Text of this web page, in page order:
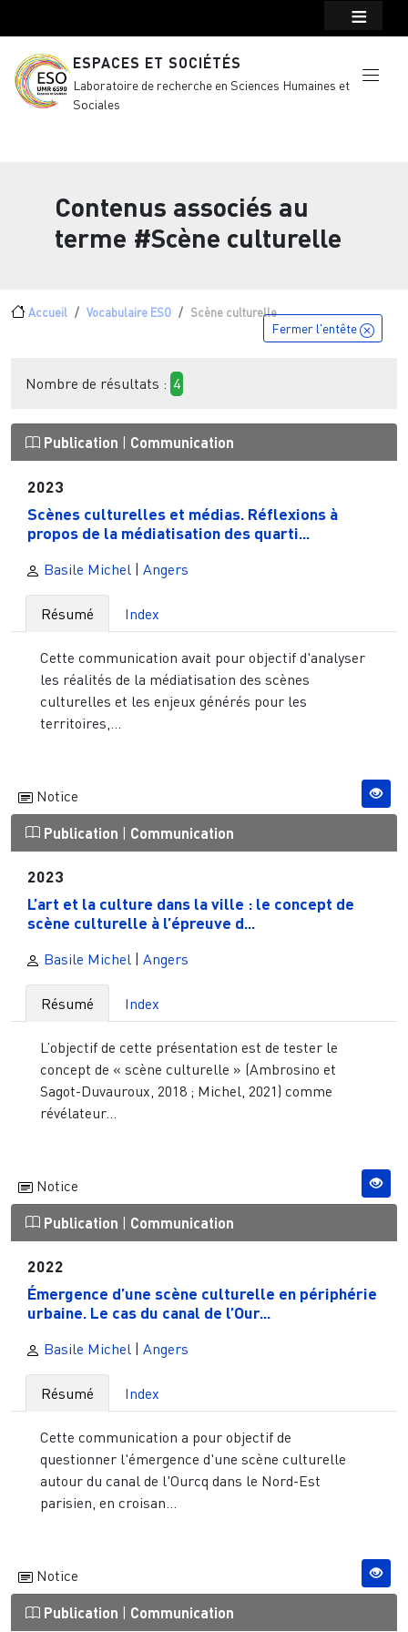
ESPACES ET SOCIÉTÉS
Laboratoire de recherche en Sciences Humaines et
Sociales
Contenus associés au
terme #Scène culturelle
Fil d'Ariane
Accueil Vocabulaire ESO Scène culturelle
Fermer l'entête
Nombre de résultats : 4
Publication Communication
2023
Scènes culturelles et médias. Réflexions à
propos de la médiatisation des quarti...
Basile Michel | Angers
Résumé Index
Cette communication avait pour objectif d'analyser
les réalités de la médiatisation des scènes
culturelles et les enjeux générés pour les
territoires,...
Notice
Publication | Communication
2023
L’art et la culture dans la ville : le concept de
scène culturelle à l’épreuve d...
Basile Michel | Angers
Résumé Index
L’objectif de cette présentation est de tester le
concept de « scène culturelle » (Ambrosino et
Sagot-Duvauroux, 2018 ; Michel, 2021) comme
révélateur...
Notice
Publication | Communication
2022
Émergence d’une scène culturelle en périphérie
urbaine. Le cas du canal de l’Our...
Basile Michel | Angers
Résumé Index
Cette communication a pour objectif de
questionner l'émergence d'une scène culturelle
autour du canal de l'Ourcq dans le Nord-Est
parisien, en croisan...
Notice
Publication | Communication